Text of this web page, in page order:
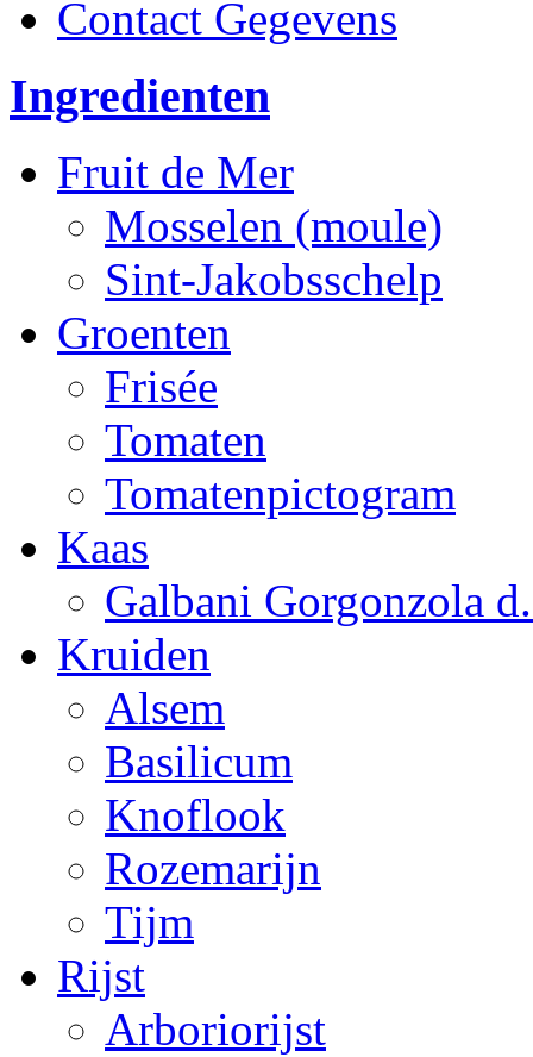
Contact Gegevens
Ingredienten
Fruit de Mer
Mosselen (moule)
Sint-Jakobsschelp
Groenten
Frisée
Tomaten
Tomatenpictogram
Kaas
Galbani Gorgonzola
Kruiden
Alsem
Basilicum
Knoflook
Rozemarijn
Tijm
Rijst
Arboriorijst